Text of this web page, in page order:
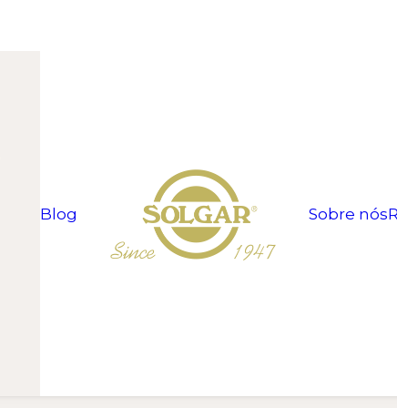
Blog Sobre nós